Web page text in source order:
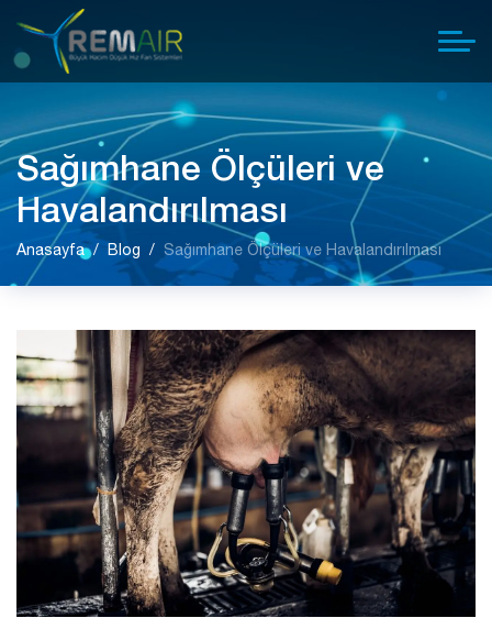
Sağımhane Ölçüleri ve
Havalandırılması
Anasayfa Blog Sağımhane Ölçüleri ve Havalandırılması